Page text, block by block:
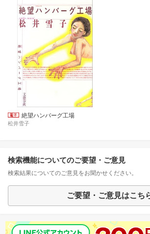
絶望ハンバーグ工場
松井雪子
検索機能についてのご要望・ご意見
検索結果についてのご意見をお聞かせください。
ご要望・ご意見はこち